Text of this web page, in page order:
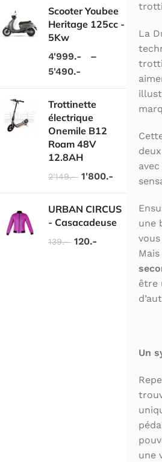
Scooter Youbee
Heritage 125cc -
5Kw
4'999.-
–
5'490.-
Trottinette
électrique
Onemile B12
Roam 48V
12.8AH
2'149.- 1'800.-
URBAN CIRCUS
- Casacadeuse
139.- 120.-
La
une
être
Un
une